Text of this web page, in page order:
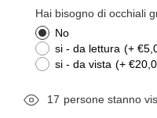
Hai bisogno di occhiali
No
si - da lettura (+
si - da vista (+
27 persone stanno